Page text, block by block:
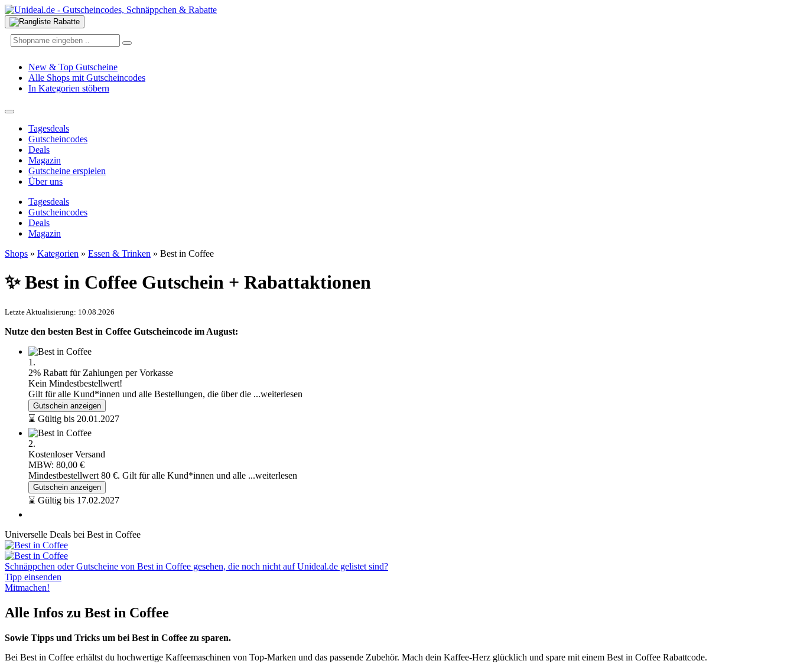
New & Top Gutscheine
Alle Shops mit Gutscheincodes
In Kategorien stöbern
Tagesdeals
Gutscheincodes
Deals
Magazin
Gutscheine erspielen
Über uns
Tagesdeals
Gutscheincodes
Deals
Magazin
Shops » Kategorien » Essen & Trinken » Best in Coffee
✨ Best in Coffee Gutschein + Rabattaktionen
Letzte Aktualisierung: 10.08.2026
Nutze den besten Best in Coffee Gutscheincode im August:
1.
2% Rabatt für Zahlungen per Vorkasse
Kein Mindestbestellwert!
Gilt für alle Kund*innen und alle Bestellungen, die über die ...weiterlesen
Gutschein anzeigen
⌛ Gültig bis 20.01.2027
2.
Kostenloser Versand
MBW: 80,00 €
Mindestbestellwert 80 €. Gilt für alle Kund*innen und alle ...weiterlesen
Gutschein anzeigen
⌛ Gültig bis 17.02.2027
Universelle Deals bei Best in Coffee
Schnäppchen oder Gutscheine von Best in Coffee gesehen, die noch nicht auf Unideal.de gelistet sind?
Tipp einsenden
Mitmachen!
Alle Infos zu Best in Coffee
Sowie Tipps und Tricks um bei Best in Coffee zu sparen.
Bei Best in Coffee erhältst du hochwertige Kaffeemaschinen von Top-Marken und das passende Zubehör. Mach dein Kaffee-Herz glücklich und spare mit einem Best in Coffee Rabattcode.